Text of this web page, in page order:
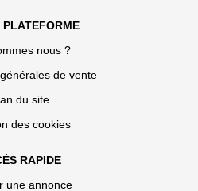
PLATEFORME
nous ?
de vente
du site
des cookies
RAPIDE
une annonce